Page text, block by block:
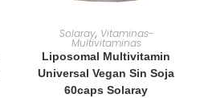
AÑADIR AL CARRITO
Solaray, Vitaminas-
Multivitaminas
Liposomal Multivitamin
Universal Vegan Sin Soja
60caps Solaray